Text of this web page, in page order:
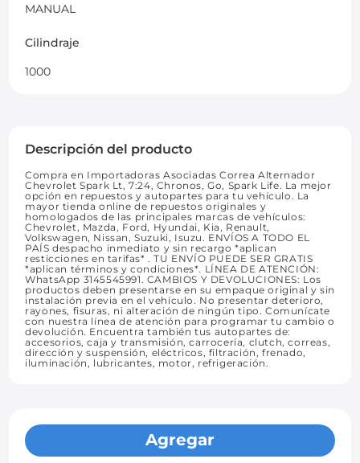
MANUAL
Cilindraje
1000
Descripción del producto
Compra en Importadoras Asociadas Correa Alternador
Chevrolet Spark Lt, 7:24, Chronos, Go, Spark Life. La mejor
opción en repuestos y autopartes para tu vehículo. La
mayor tienda online de repuestos originales y
homologados de las principales marcas de vehículos:
Chevrolet, Mazda, Ford, Hyundai, Kia, Renault,
Volkswagen, Nissan, Suzuki, Isuzu. ENVÍOS A TODO EL
PAÍS despacho inmediato y sin recargo *aplican
resticciones en tarifas* . TU ENVÍO PUEDE SER GRATIS
*aplican términos y condiciones*. LÍNEA DE ATENCIÓN:
WhatsApp 3145545991. CAMBIOS Y DEVOLUCIONES: Los
productos deben presentarse en su empaque original y sin
instalación previa en el vehículo. No presentar deterioro,
rayones, fisuras, ni alteración de ningún tipo. Comunícate
con nuestra línea de atención para programar tu cambio o
devolución. Encuentra también tus autopartes de:
accesorios, caja y transmisión, carrocería, clutch, correas,
dirección y suspensión, eléctricos, filtración, frenado,
iluminación, lubricantes, motor, refrigeración.
Agregar